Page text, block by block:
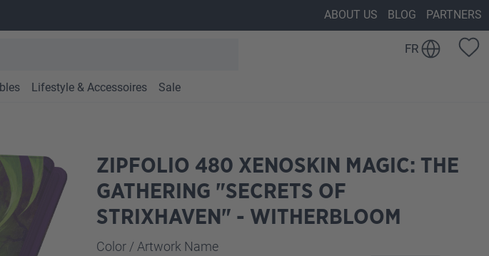
ABOUT US BLOG PARTNERS
FR
Lifestyle & Accessoires Sale
ZIPFOLIO 480 XENOSKIN MAGIC: THE
GATHERING "SECRETS OF
STRIXHAVEN" - WITHERBLOOM
Sélectionnez
Color / Artwork Name